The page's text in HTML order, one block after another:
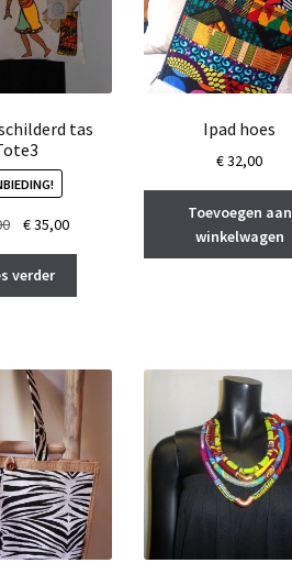
tas
Oorspronkelijke
was:
€ 45,00.
€35,00Huidige
€ 35,00.
verder
Ipad hoes
€32,00
Toevoegen aan
winkelwagen